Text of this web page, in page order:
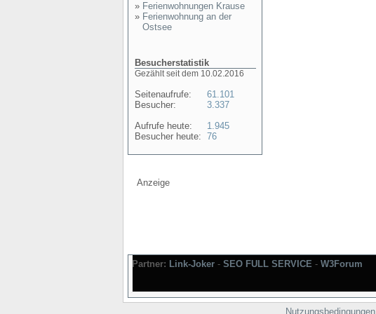
» Ferienwohnungen Krause
» Ferienwohnung an der
Ostsee
Besucherstatistik
Gezählt seit dem 10.02.2016
Seitenaufrufe:
Besucher:
Aufrufe heute:
Besucher heute:
61.101
3.337
1.945
76
Anzeige
Partner: Link-Joker - SEO FULL SERVICE - W3Forum
Nutzungsbedingungen